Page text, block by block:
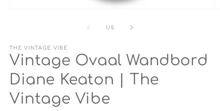
1 /van
5
THE VINTAGE VIBE
Vintage Ovaal Wandbord
Diane Keaton | The
Vintage Vibe